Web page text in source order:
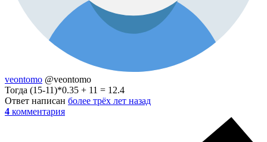
veontomo @veontomo
Тогда (15-11)*0.35 + 11 = 12.4
Ответ написан более трёх лет назад
4 комментария